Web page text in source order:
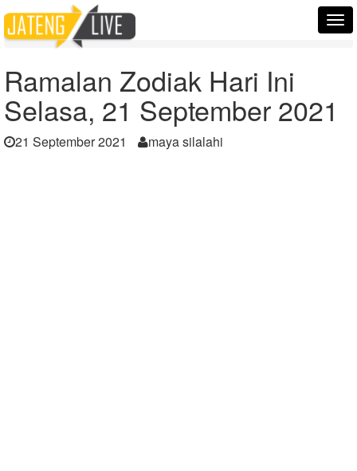
Home
Berita
Ramalan Zodiak Hari Ini Selasa, 21 September 2021
Ramalan Zodiak Hari Ini
Selasa, 21 September 2021
21 September 2021 maya silalahi